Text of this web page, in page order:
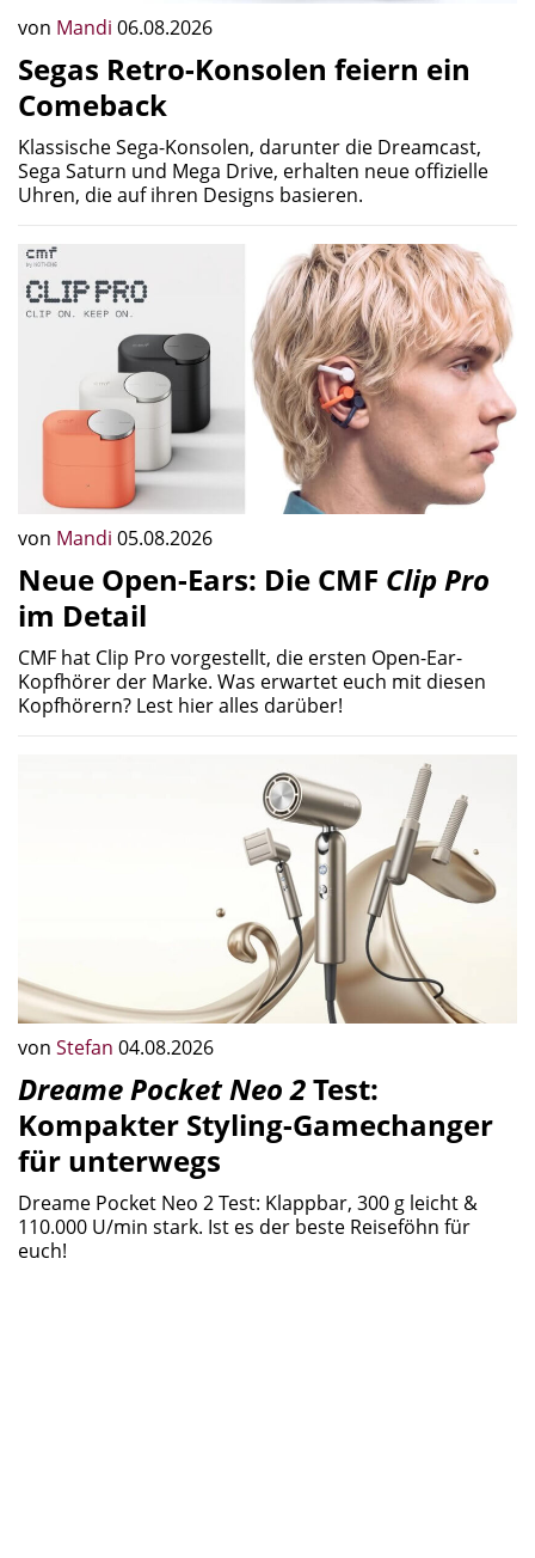
von Mandi 06.08.2026
Segas Retro-Konsolen feiern ein
Comeback
Klassische Sega-Konsolen, darunter die Dreamcast,
Sega Saturn und Mega Drive, erhalten neue offizielle
Uhren, die auf ihren Designs basieren.
von Mandi 05.08.2026
Neue Open-Ears: Die CMF Clip Pro
im Detail
CMF hat Clip Pro vorgestellt, die ersten Open-Ear-
Kopfhörer der Marke. Was erwartet euch mit diesen
Kopfhörern? Lest hier alles darüber!
von Stefan 04.08.2026
Dreame Pocket Neo 2Test:
Kompakter Styling-Gamechanger
für unterwegs
Dreame Pocket Neo 2 Test: Klappbar, 300 g leicht &
110.000 U/min stark. Ist es der beste Reiseföhn für
euch!